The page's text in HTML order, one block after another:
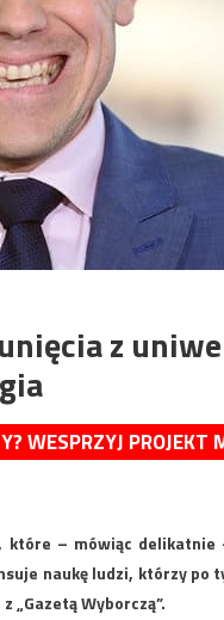
z
WESPRZYJ PROJEKT
– mówiąc delikatnie
naukę ludzi, którzy
„Gazetą Wyborczą”.